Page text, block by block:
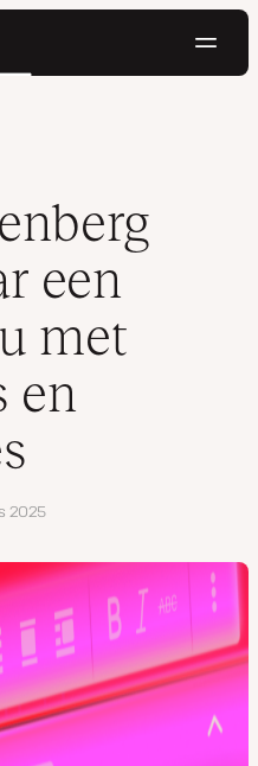
hoger niveau met
een
met
en
2025